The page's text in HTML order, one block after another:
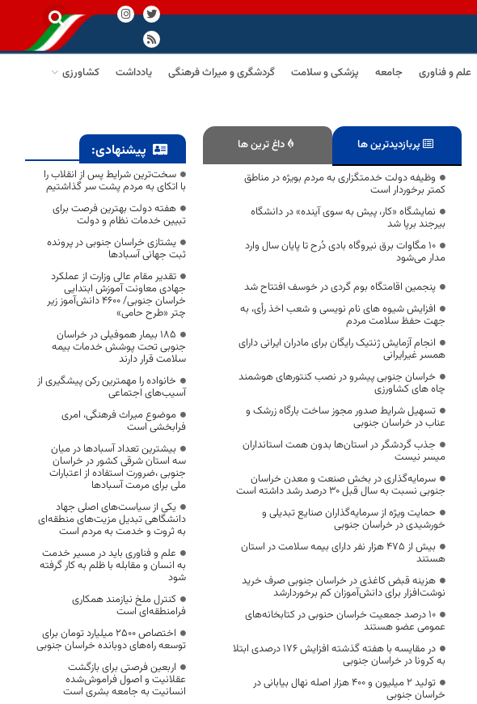
علم و فناوری جامعه پزشکی و سلامت گردشگری و میراث فرهنگی یادداشت
کشاورزی
پربازدیدترین ها داغ ترین ها
وظیفه دولت خدمتگزاری به مردم بویژه در مناطق
کمتر برخوردار است
نمایشگاه «کار، پیش به سوی آینده» در دانشگاه
بیرجند برپا شد
۱۰ مگاوات برق نیروگاه بادی دُرح تا پایان سال وارد
مدار می‌شود
پنجمین اقامتگاه بوم گردی در خوسف افتتاح شد
افزایش شیوه های نام نویسی و شعب اخذ رأی، به
جهت حفظ سلامت مردم
انجام آزمایش ژنتیک رایگان برای مادران ایرانی دارای
همسر غیرایرانی
خراسان جنوبی پیشرو در نصب کنتورهای هوشمند
چاه های کشاورزی
تسهیل شرایط صدور مجوز ساخت بارگاه زرشک و
عناب در خراسان جنوبی
جذب گردشگر در استان‌ها بدون همت استانداران
میسر نیست
سرمایه‌گذاری در بخش صنعت و معدن خراسان
جنوبی نسبت به سال قبل ۳۰ درصد رشد داشته است
حمایت ویژه از سرمایه‌گذاران صنایع تبدیلی و
خورشیدی در خراسان جنوبی
بیش از 475 هزار نفر دارای بیمه سلامت در استان
هستند
هزینه قبض کاغذی در خراسان جنوبی صرف خرید
نوشت‌افزار برای دانش‌آموزان کم برخوردارشد
۱۰ درصد جمعیت خراسان حنوبی در کتابخانه‌های
عمومی عضو هستند
در مقایسه با هفته گذشته افزایش ۱۷۶ درصدی ابتلا
به کرونا در خراسان جنوبی
تولید ۲ میلیون و ۴۰۰ هزار اصله نهال بیابانی در
خراسان جنوبی
پیشنهادی:
سخت‌ترین شرایط پس از انقلاب را
با اتکای به مردم پشت سر گذاشتیم
هفته دولت بهترین فرصت برای
تبیین خدمات نظام و دولت
یشتازی خراسان جنوبی در پرونده
ثبت جهانی آسبادها
تقدیر مقام عالی وزارت از عملکرد
جهادی معاونت آموزش ابتدایی
خراسان جنوبی/ ۴۶۰۰ دانش‌آموز زیر
چتر «طرح حامی»
۱۸۵ بیمار هموفیلی در خراسان
جنوبی تحت پوشش خدمات بیمه
سلامت قرار دارند
خانواده را مهمترین رکن پیشگیری از
آسیب‌های اجتماعی
موضوع میراث فرهنگی، امری
فرابخشی است
بیشترین تعداد آسبادها در میان
سه استان شرقی کشور در خراسان
جنوبی ،ضرورت استفاده از اعتبارات
ملی برای مرمت آسبادها
یکی از سیاست‌های اصلی جهاد
دانشگاهی تبدیل مزیت‌های منطقه‌ای
به ثروت و خدمت به مردم است
علم و فناوری باید در مسیر خدمت
به انسان و مقابله با ظلم به کار گرفته
شود
کنترل ملخ نیازمند همکاری
فرامنطقه‌ای است
اختصاص 2500 میلیارد تومان برای
توسعه راه‌های دوبانده خراسان جنوبی
اربعین فرصتی برای بازگشت
عقلانیت و اصول فراموش‌شده
انسانیت به جامعه بشری است